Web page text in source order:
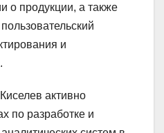
о продукции, а также
и
активно
по разработке и